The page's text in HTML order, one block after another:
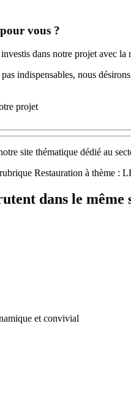
vous ?
dans notre projet avec
indispensables, nous
projet
site thématique dédié au
Restauration à thème :
dans le même
et convivial